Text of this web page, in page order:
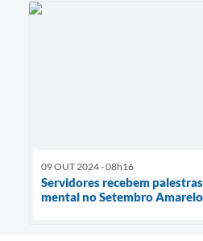
09 OUT 2024 - 08h16
Servidores recebem
mental no Setembro Amarelo